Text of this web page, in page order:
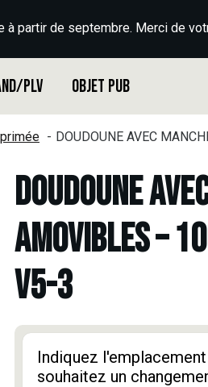
partir de septembre. Merci de
PLV Objet Pub
DOUDOUNE AVEC
DOUDOUNE
AMOVIBLES –
V5-3
Indiquez
souhaitez un